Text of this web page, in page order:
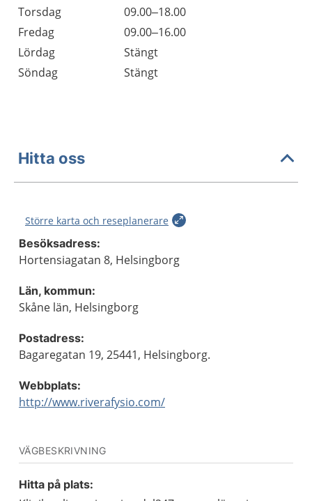
Torsdag
09.00–18.00
Fredag
09.00–16.00
Lördag
Stängt
Söndag
Stängt
Hitta oss
Större karta och reseplanerare
Besöksadress:
Hortensiagatan 8, Helsingborg
Län, kommun:
Skåne län, Helsingborg
Postadress:
Bagaregatan 19, 25441, Helsingborg.
Webbplats:
http://www.riverafysio.com/
VÄGBESKRIVNING
Hitta på plats: